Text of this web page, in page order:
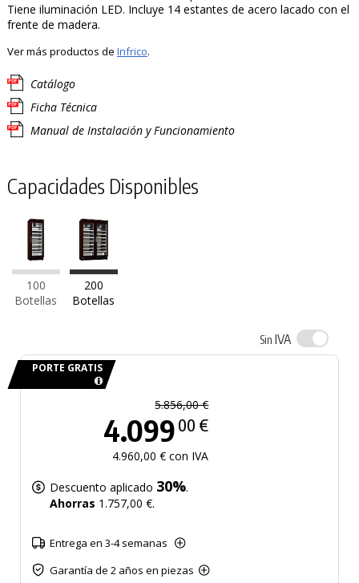
Tiene iluminación LED. Incluye 14 estantes de acero lacado con el
frente de madera.
Ver más productos de Infrico.
Catálogo
Ficha Técnica
Manual de Instalación y Funcionamiento
Capacidades Disponibles
100
Botellas
200
Botellas
Sin IVA
PORTE GRATIS
5.856,00 €
4.099 00 €
4.960,00 € con IVA
Descuento aplicado 30%.
Ahorras 1.757,00 €.
Entrega en 3-4 semanas
Garantía de 2 años en piezas